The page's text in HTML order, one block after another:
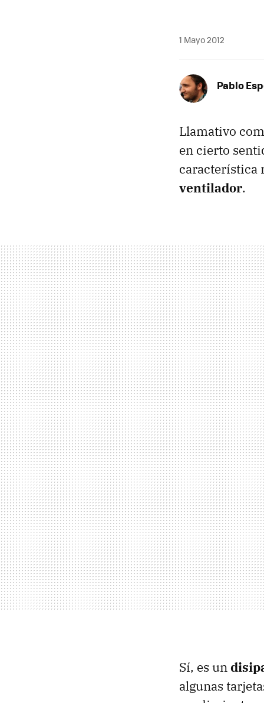
1 Mayo 2012
Pablo
Llamativo
en cierto
característica
ventilador.
Sí, es un
algunas